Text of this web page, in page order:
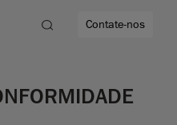
Contate-nos